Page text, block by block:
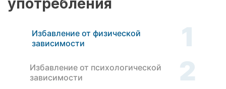
Избавление от физической
зависимости
1
Избавление от психологической
зависимости
2